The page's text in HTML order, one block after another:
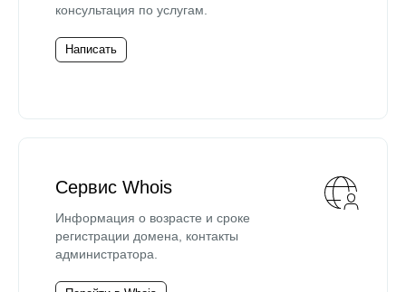
консультация по услугам.
Написать
Сервис Whois
Информация о возрасте и сроке
регистрации домена, контакты
администратора.